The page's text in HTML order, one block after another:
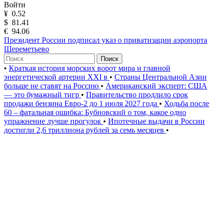
Войти
¥ 0.52
$ 81.41
€ 94.06
Президент России подписал указ о приватизации аэропорта
Шереметьево
Поиск
• Краткая история морских ворот мира и главной
энергетической артерии XXI в • Страны Центральной Азии
больше не ставят на Россию • Американский эксперт: США
— это бумажный тигр • Правительство продлило срок
продажи бензина Евро-2 до 1 июля 2027 года • Ходьба после
60 – фатальная ошибка: Бубновский о том, какое одно
упражнение лучше прогулок • Ипотечные выдачи в России
достигли 2,6 триллиона рублей за семь месяцев •